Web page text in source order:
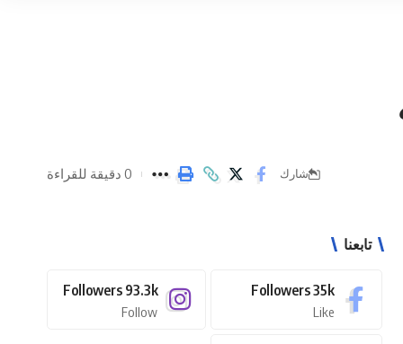
شارك 0 دقيقة للقراءة
تابعنا
35k
Followers
Like
93.3k
Followers
Follow